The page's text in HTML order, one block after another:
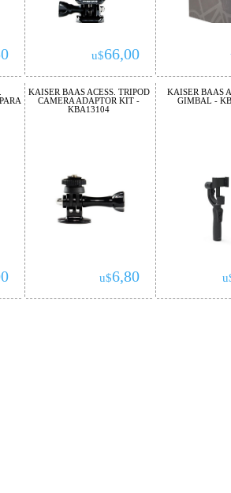
u$66,00
KAISER BAAS ACESS. TRIPOD
CAMERA ADAPTOR KIT -
KBA13104
u$6,80
KAISER BAAS
GIMBAL -